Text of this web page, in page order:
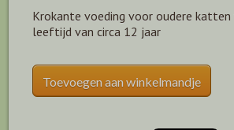
Krokante voeding voor oudere katten
leeftijd van circa 12 jaar
Toevoegen aan winkelmandje